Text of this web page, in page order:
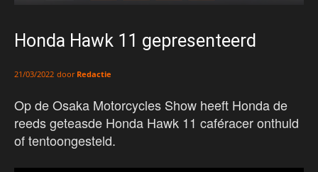
Honda Hawk 11 gepresenteerd
21/03/2022 door Redactie
Op de Osaka Motorcycles Show heeft Honda de
reeds geteasde Honda Hawk 11 caféracer onthuld
of tentoongesteld.